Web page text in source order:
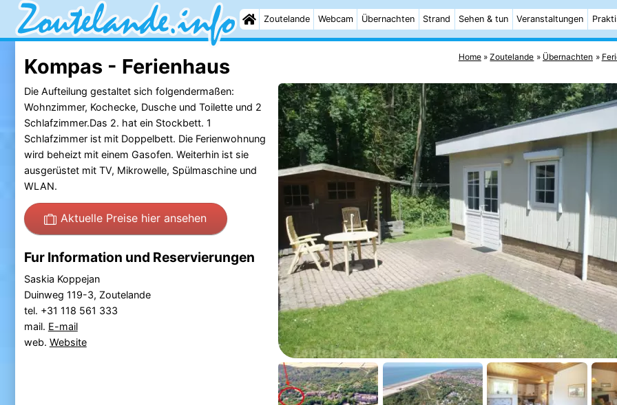
Zoutelande Webcam Übernachten Strand Sehen & tun Veranstaltungen
Home Zoutelande Übernachten
Kompas - Ferienhaus
Die Aufteilung gestaltet sich folgendermaßen:
Wohnzimmer, Kochecke, Dusche und Toilette und 2
Schlafzimmer.Das 2. hat ein Stockbett. 1
Schlafzimmer ist mit Doppelbett. Die Ferienwohnung
wird beheizt mit einem Gasofen. Weiterhin ist sie
ausgerüstet mit TV, Mikrowelle, Spülmaschine und
WLAN.
Aktuelle Preise hier ansehen
Fur Information und Reservierungen
Saskia Koppejan
Duinweg 119-3, Zoutelande
tel. +31 118 561 333
mail. E-mail
web. Website